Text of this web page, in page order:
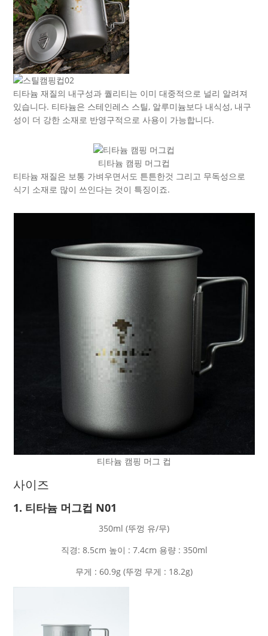
티타늄 재질의 내구성과 퀄리티는 이미 대중적으로 널리 알려져
있습니다. 티타늄은 스테인레스 스틸, 알루미늄보다 내식성, 내구
성이 더 강한 소재로 반영구적으로 사용이 가능합니다.
티타늄 캠핑 머그컵
티타늄 재질은 보통 가벼우면서도 튼튼한것 그리고 무독성으로
식기 소재로 많이 쓰인다는 것이 특징이죠.
티타늄 캠핑 머그 컵
사이즈
1. 티타늄 머그컵 N01
350ml (뚜껑 유/무)
직경: 8.5cm 높이 : 7.4cm 용량 : 350ml
무게 : 60.9g (뚜껑 무게 : 18.2g)